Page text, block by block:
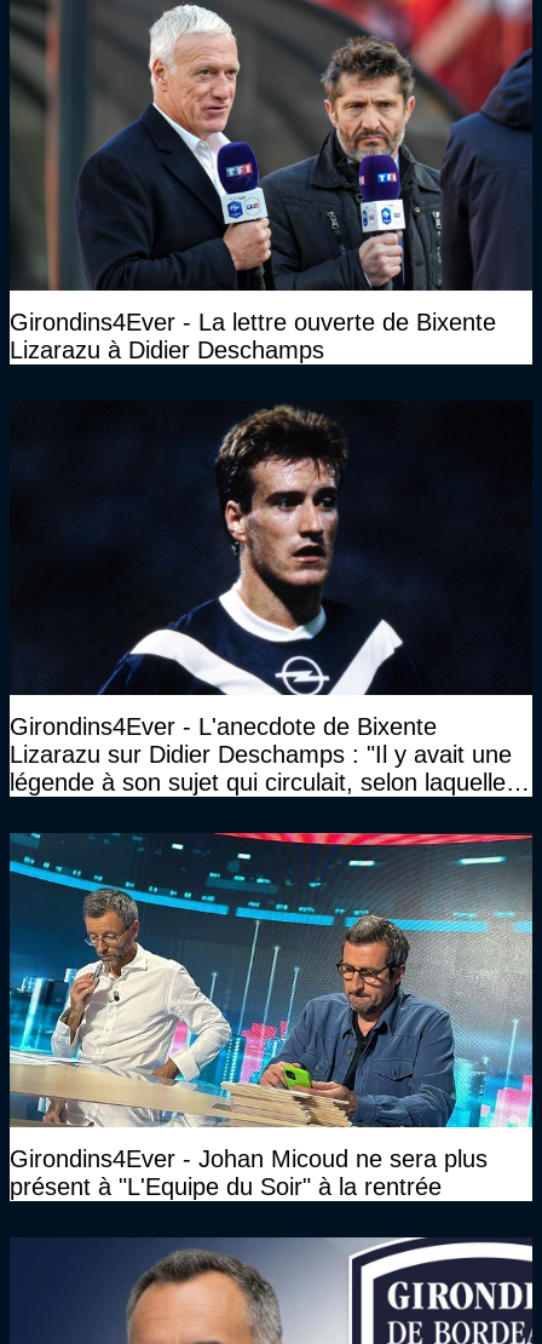
Girondins4Ever - La lettre ouverte de Bixente
Lizarazu à Didier Deschamps
Girondins4Ever - L'anecdote de Bixente
Lizarazu sur Didier Deschamps : "Il y avait une
légende à son sujet qui circulait, selon laquelle il
Girondins4Ever - Johan Micoud ne sera plus
présent à "L'Equipe du Soir" à la rentrée